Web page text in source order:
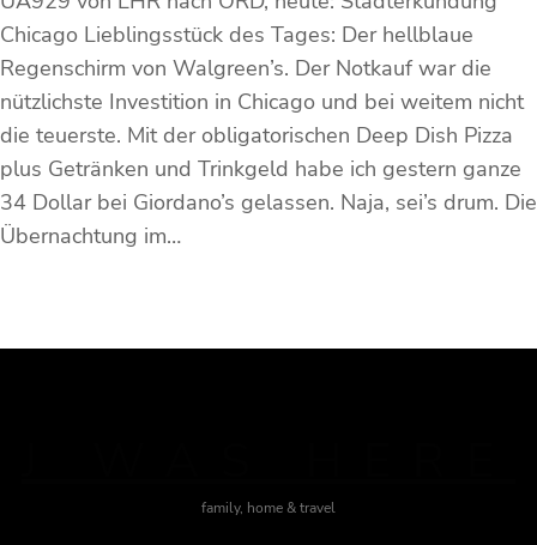
Chicago Lieblingsstück des Tages: Der hellblaue
Regenschirm von Walgreen’s. Der Notkauf war die
nützlichste Investition in Chicago und bei weitem nicht
die teuerste. Mit der obligatorischen Deep Dish Pizza
plus Getränken und Trinkgeld habe ich gestern ganze
34 Dollar bei Giordano’s gelassen. Naja, sei’s drum. Die
Übernachtung im…
family, home & travel